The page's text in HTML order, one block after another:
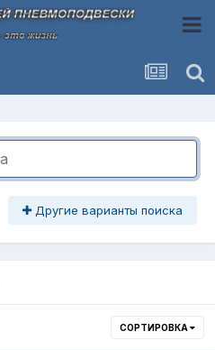
Другие варианты поиска
СОРТИРОВКА